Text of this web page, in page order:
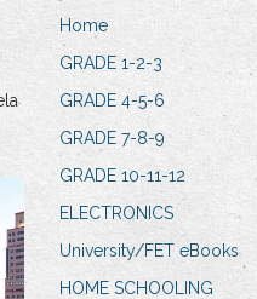
Home
GRADE 1-2-3
GRADE 4-5-6
GRADE 7-8-9
GRADE 10-11-12
ELECTRONICS
University/FET eBooks
HOME SCHOOLING